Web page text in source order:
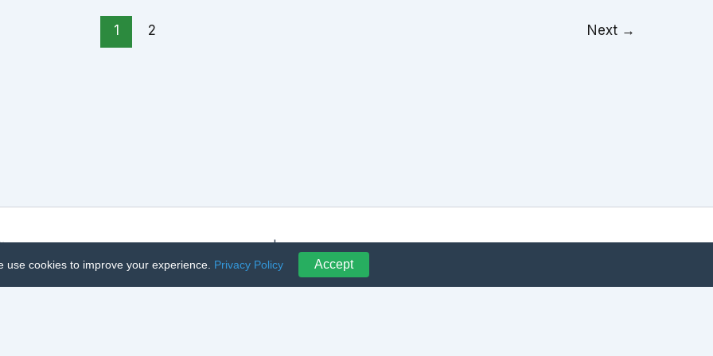
1 2 Next →
– Achiziții Angro Legume și Fructe | Powered byAstra WordPress Theme
use cookies to improve your experience. Privacy Policy Accept